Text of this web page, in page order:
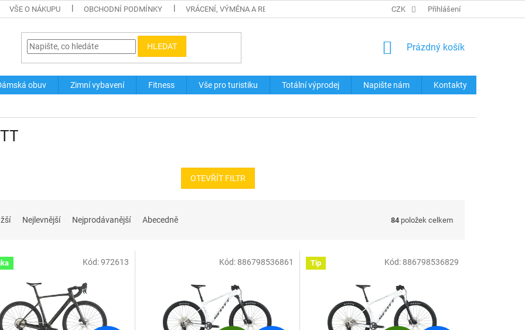
VŠE O NÁKUPU OBCHODNÍ PODMÍNKY VRÁCENÍ, VÝMĚNA A REKLAMACE ZBOŽÍ TABULKY VELIKOSTÍ
CZK Přihlášení
HLEDAT
NÁKUPNÍ
Prázdný košík
obuv Zimní vybavení Fitness Vše pro turistiku Totální výprodej Napište nám Kontakty
OTEVŘÍT FILTR
Nejlevnější Nejprodávanější Abecedně 84 položek celkem
Kód:972613 Kód: 886798536861 Tip Kód: 886798536829